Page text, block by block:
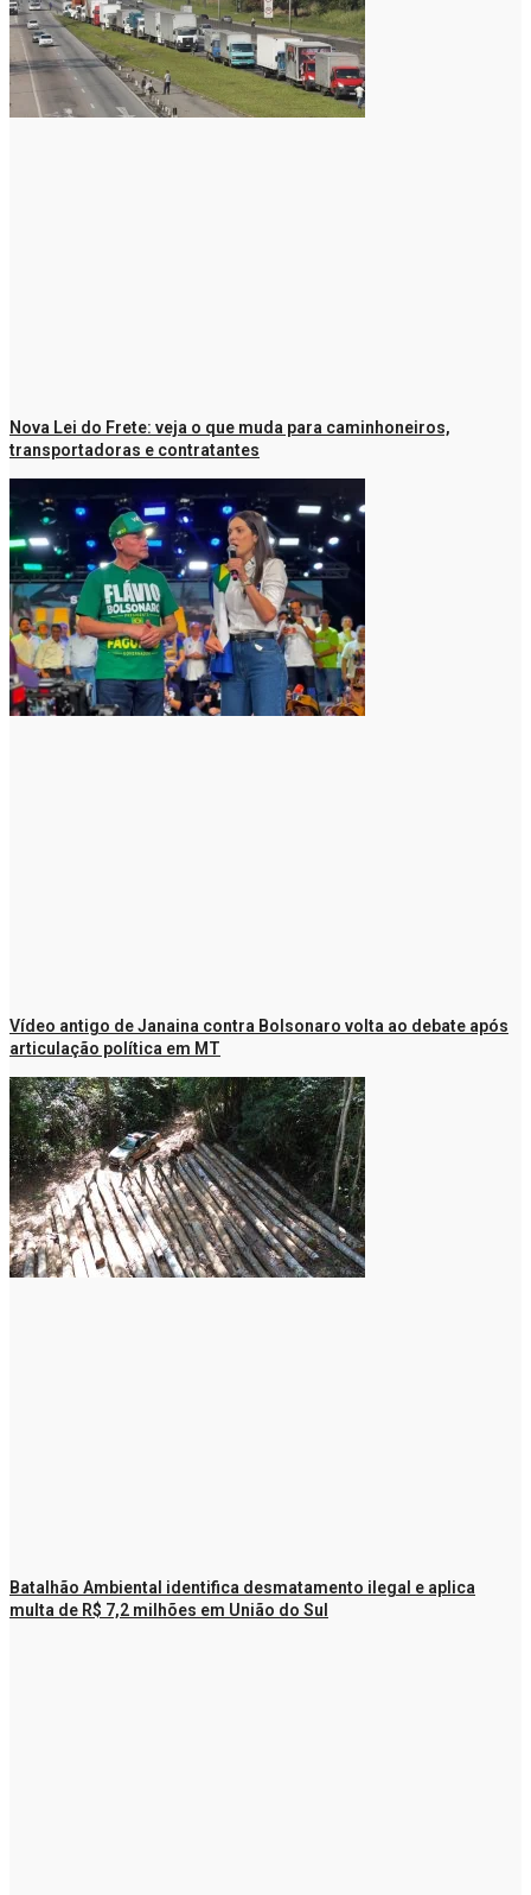
Nova Lei do Frete: veja o que muda para caminhoneiros,
transportadoras e contratantes
Vídeo antigo de Janaina contra Bolsonaro volta ao debate após
articulação política em MT
Batalhão Ambiental identifica desmatamento ilegal e aplica
multa de R$ 7,2 milhões em União do Sul